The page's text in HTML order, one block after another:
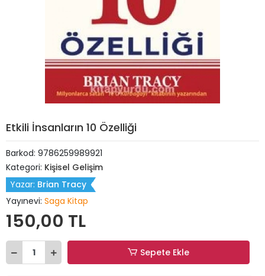
Etkili İnsanların 10 Özelliği
Barkod: 9786259989921
Kategori: Kişisel Gelişim
Yazar: Brian Tracy
Yayınevi: Saga Kitap
150,00 TL
Sepete Ekle